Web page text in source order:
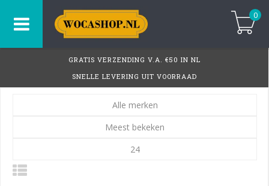
0
GRATIS VERZENDING V.A. €50 IN NL
SNELLE LEVERING UIT VOORRAAD
Alle merken
Meest bekeken
24